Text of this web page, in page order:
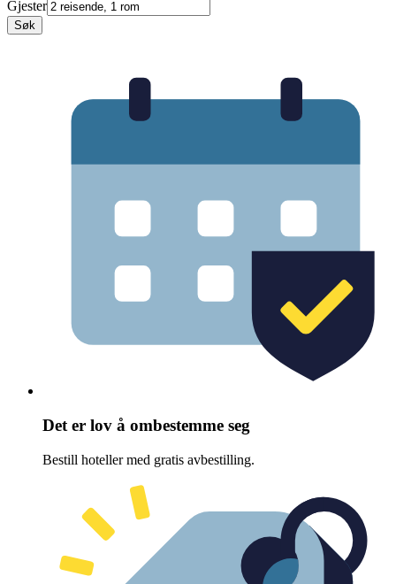
Gjester
Søk
Det er lov å ombestemme seg
Bestill hoteller med gratis avbestilling.